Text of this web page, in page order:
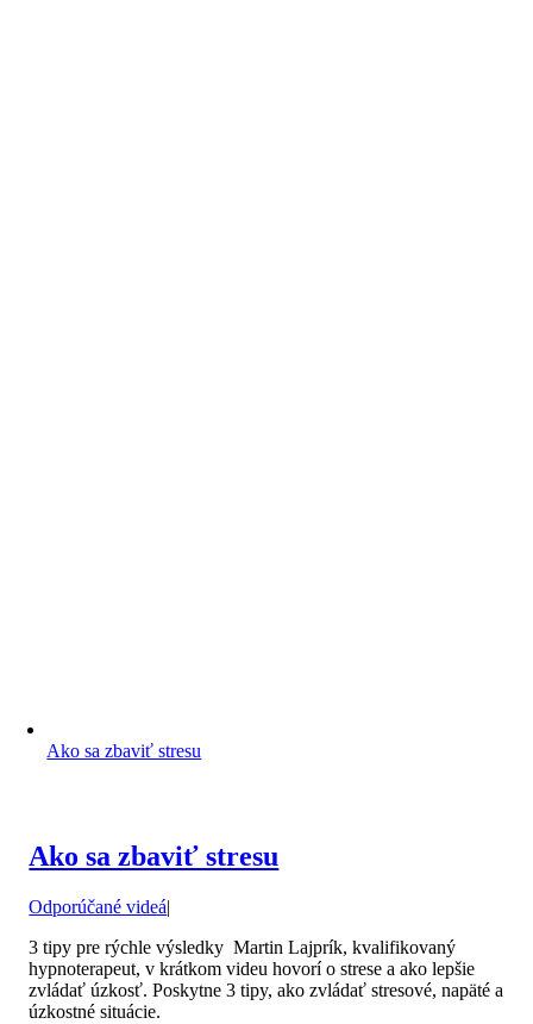
Ako sa zbaviť stresu
Ako sa zbaviť stresu
Odporúčané videá|
3 tipy pre rýchle výsledky Martin Lajprík, kvalifikovaný
hypnoterapeut, v krátkom videu hovorí o strese a ako lepšie
zvládať úzkosť. Poskytne 3 tipy, ako zvládať stresové, napäté a
úzkostné situácie.